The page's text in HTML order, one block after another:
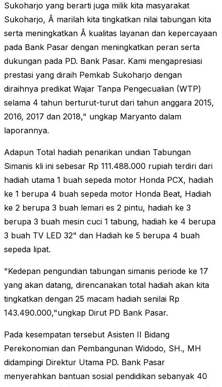
Sukoharjo yang berarti juga milik kita masyarakat
Sukoharjo, Â marilah kita tingkatkan nilai tabungan kita
serta meningkatkan Â kualitas layanan dan kepercayaan
pada Bank Pasar dengan meningkatkan peran serta
dukungan pada PD. Bank Pasar. Kami mengapresiasi
prestasi yang diraih Pemkab Sukoharjo dengan
diraihnya predikat Wajar Tanpa Pengecualian (WTP)
selama 4 tahun berturut-turut dari tahun anggara 2015,
2016, 2017 dan 2018," ungkap Maryanto dalam
laporannya.
Adapun Total hadiah penarikan undian Tabungan
Simanis kli ini sebesar Rp 111.488.000 rupiah terdiri dari
hadiah utama 1 buah sepeda motor Honda PCX, hadiah
ke 1 berupa 4 buah sepeda motor Honda Beat, Hadiah
ke 2 berupa 3 buah lemari es 2 pintu, hadiah ke 3
berupa 3 buah mesin cuci 1 tabung, hadiah ke 4 berupa
3 buah TV LED 32" dan Hadiah ke 5 berupa 4 buah
sepeda lipat.
"Kedepan pengundian tabungan simanis periode ke 17
yang akan datang, direncanakan total hadiah akan kita
tingkatkan dengan 25 macam hadiah senilai Rp
143.490.000,"ungkap Dirut PD Bank Pasar.
Pada kesempatan tersebut Asisten II Bidang
Perekonomian dan Pembangunan Widodo, SH., MH
didampingi Direktur Utama PD. Bank Pasar
menyerahkan bantuan sosial pendidikan sebanyak 40